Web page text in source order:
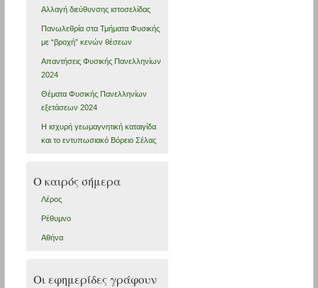
Αλλαγή διεύθυνσης ιστοσελίδας
Πανωλεθρία στα Τμήματα Φυσικής
με “βροχή” κενών θέσεων
Απαντήσεις Φυσικής Πανελληνίων
2024
Θέματα Φυσικής Πανελληνίων
εξετάσεων 2024
Η ισχυρή γεωμαγνητική καταιγίδα
και το εντυπωσιακό Βόρειο Σέλας
Ο καιρός σήμερα
Λέρος
Ρέθυμνο
Αθήνα
Οι εφημερίδες γράφουν